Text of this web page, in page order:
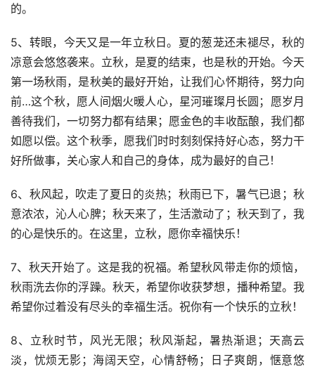
的。
5、转眼，今天又是一年立秋日。夏的葱茏还未褪尽，秋的
凉意会悠悠袭来。立秋，是夏的结束，也是秋的开始。今天
第一场秋雨，是秋美的最好开始，让我们心怀期待，努力向
前…这个秋，愿人间烟火暖人心，星河璀璨月长圆；愿岁月
善待我们，一切努力都有结果；愿金色的丰收酝酿，我们都
如愿以偿。这个秋季，愿我们时时刻刻保持好心态，努力干
好所做事，关心家人和自己的身体，成为最好的自己！
6、秋风起，吹走了夏日的炎热；秋雨已下，暑气已退；秋
意浓浓，沁人心脾；秋天来了，生活激动了；秋天到了，我
的心是快乐的。在这里，立秋，愿你幸福快乐！
7、秋天开始了。这是我的祝福。希望秋风带走你的烦恼，
秋雨洗去你的浮躁。秋天，希望你收获梦想，播种希望。我
希望你过着没有尽头的幸福生活。祝你有一个快乐的立秋！
8、立秋时节，风光无限；秋风渐起，暑热渐退；天高云
淡，忧烦无影；海阔天空，心情舒畅；日子爽朗，惬意悠